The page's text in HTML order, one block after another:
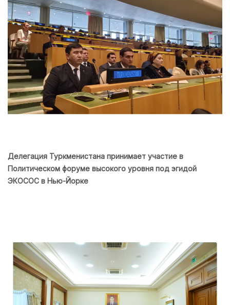
Делегация Туркменистана принимает участие в
Политическом форуме высокого уровня под эгидой
ЭКОСОС в Нью-Йорке